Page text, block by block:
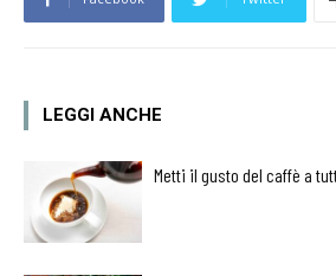
LEGGI ANCHE
Metti il gusto del caffè a